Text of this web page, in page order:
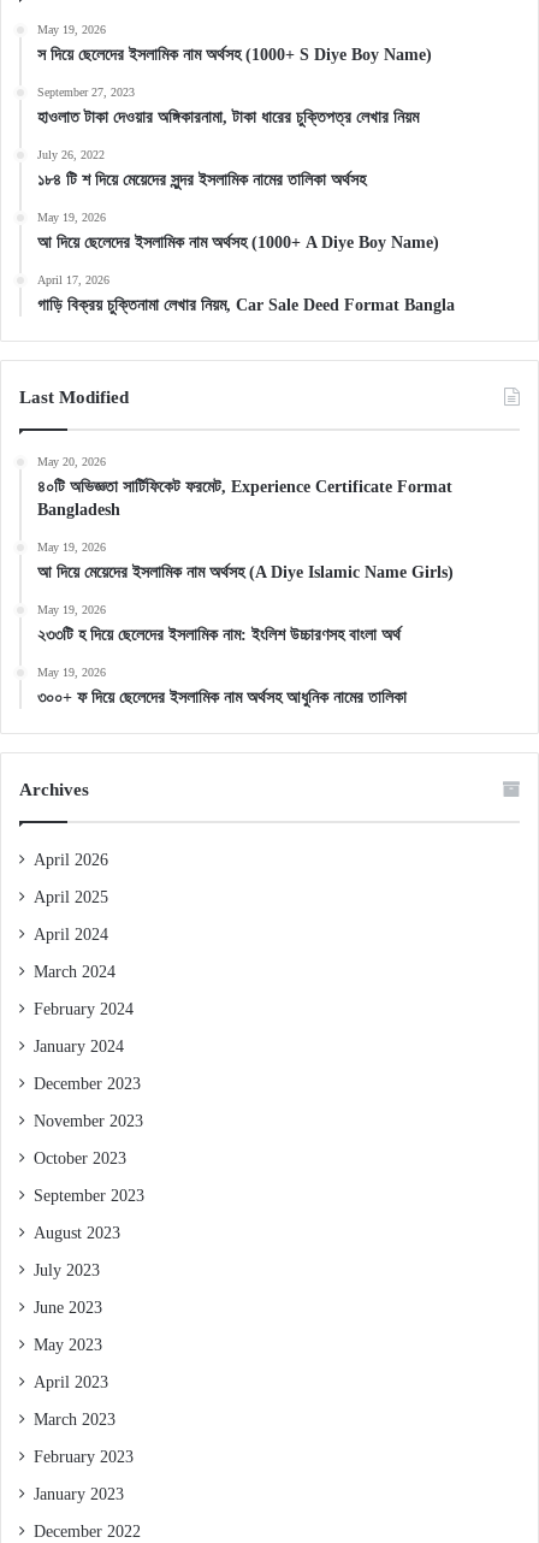
May 19, 2026
স দিয়ে ছেলেদের ইসলামিক নাম অর্থসহ (1000+ S Diye Boy Name)
September 27, 2023
হাওলাত টাকা দেওয়ার অঙ্গিকারনামা, টাকা ধারের চুক্তিপত্র লেখার নিয়ম
July 26, 2022
১৮৪ টি শ দিয়ে মেয়েদের সুন্দর ইসলামিক নামের তালিকা অর্থসহ
May 19, 2026
আ দিয়ে ছেলেদের ইসলামিক নাম অর্থসহ (1000+ A Diye Boy Name)
April 17, 2026
গাড়ি বিক্রয় চুক্তিনামা লেখার নিয়ম, Car Sale Deed Format Bangla
Last Modified
May 20, 2026
৪০টি অভিজ্ঞতা সার্টিফিকেট ফরমেট, Experience Certificate Format
Bangladesh
May 19, 2026
আ দিয়ে মেয়েদের ইসলামিক নাম অর্থসহ (A Diye Islamic Name Girls)
May 19, 2026
২৩৩টি হ দিয়ে ছেলেদের ইসলামিক নাম: ইংলিশ উচ্চারণসহ বাংলা অর্থ
May 19, 2026
৩০০+ ফ দিয়ে ছেলেদের ইসলামিক নাম অর্থসহ আধুনিক নামের তালিকা
Archives
April 2026
April 2025
April 2024
March 2024
February 2024
January 2024
December 2023
November 2023
October 2023
September 2023
August 2023
July 2023
June 2023
May 2023
April 2023
March 2023
February 2023
January 2023
December 2022